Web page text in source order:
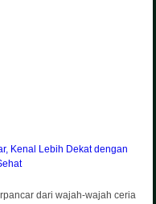
Kenal Lebih Dekat dengan
dari wajah-wajah ceria